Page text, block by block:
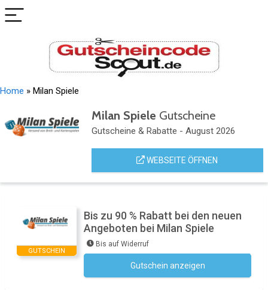
Home » Milan Spiele
Milan Spiele Gutscheine
Gutscheine & Rabatte - August 2026
WEBSEITE ÖFFNEN
GUTSCHEIN
Bis zu 90 % Rabatt bei den neuen
Angeboten bei Milan Spiele
Bis auf Widerruf
Gutschein anzeigen